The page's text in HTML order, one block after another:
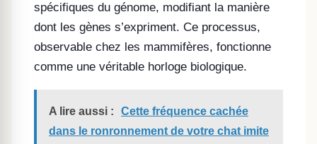
spécifiques du génome, modifiant la manière
dont les gènes s’expriment. Ce processus,
observable chez les mammifères, fonctionne
comme une véritable horloge biologique.
A lire aussi :
Cette fréquence cachée
dans le ronronnement de votre chat imite